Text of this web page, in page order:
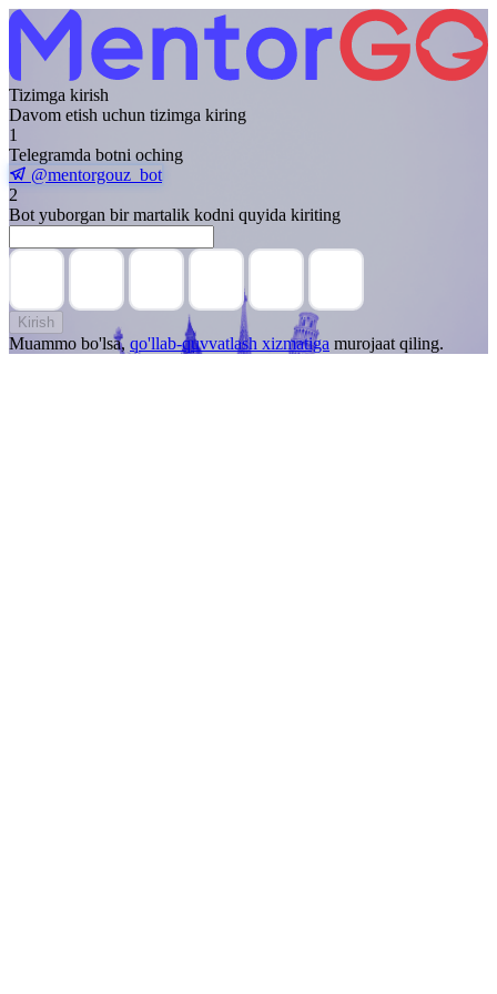
Tizimga kirish
Davom etish uchun tizimga kiring
1
Telegramda botni oching
@mentorgouz_bot
2
Bot yuborgan bir martalik kodni quyida kiriting
Kirish
Muammo bo'lsa, qo'llab-quvvatlash xizmatiga murojaat qiling.